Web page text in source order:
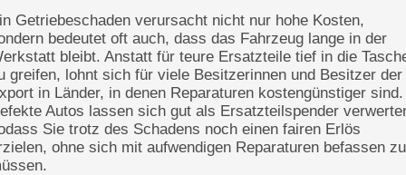
Getriebeschaden verursacht nicht nur hohe Kosten,
bedeutet oft auch, dass das Fahrzeug lange in der
bleibt. Anstatt für teure Ersatzteile tief in die
greifen, lohnt sich für viele Besitzerinnen und Besitzer der
in Länder, in denen Reparaturen kostengünstiger sind.
Autos lassen sich gut als Ersatzteilspender
Sie trotz des Schadens noch einen fairen Erlös
ohne sich mit aufwendigen Reparaturen befassen zu